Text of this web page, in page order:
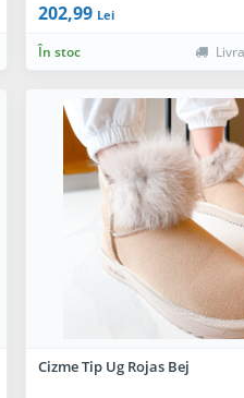
202,99 Lei
În stoc
Cizme Tip Ug Rojas Bej